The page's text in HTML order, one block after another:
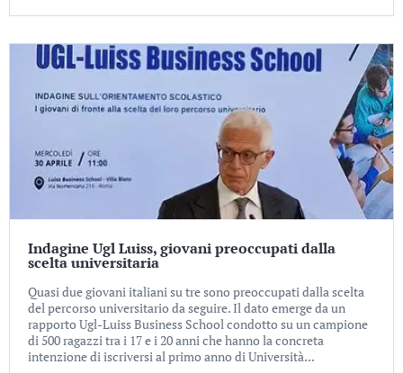
Indagine Ugl Luiss, giovani preoccupati dalla
scelta universitaria
Quasi due giovani italiani su tre sono preoccupati dalla scelta
del percorso universitario da seguire. Il dato emerge da un
rapporto Ugl-Luiss Business School condotto su un campione
di 500 ragazzi tra i 17 e i 20 anni che hanno la concreta
intenzione di iscriversi al primo anno di Università...